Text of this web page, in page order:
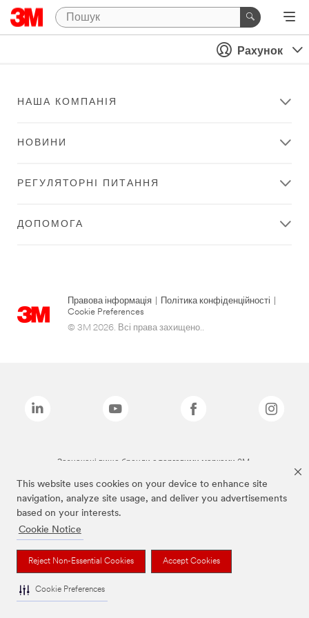
This website uses cookies on your device to enhance site
navigation, analyze site usage, and deliver you advertisements
based on your interests.
Cookie Notice
Reject Non-Essential Cookies Accept Cookies
Cookie Preferences
Рахунок
НАША КОМПАНІЯ
НОВИНИ
РЕГУЛЯТОРНІ ПИТАННЯ
ДОПОМОГА
Правова інформація Політика конфіденційності
Cookie Preferences
© 3M 2026. Всі права захищено..
Зазначені вище бренди є торговими марками 3M.